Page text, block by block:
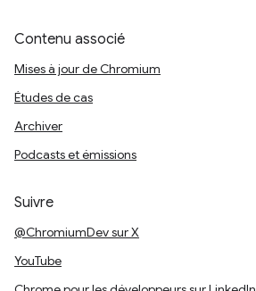
Contenu associé
Mises à jour de Chromium
Études de cas
Archiver
Podcasts et émissions
Suivre
@ChromiumDev sur X
YouTube